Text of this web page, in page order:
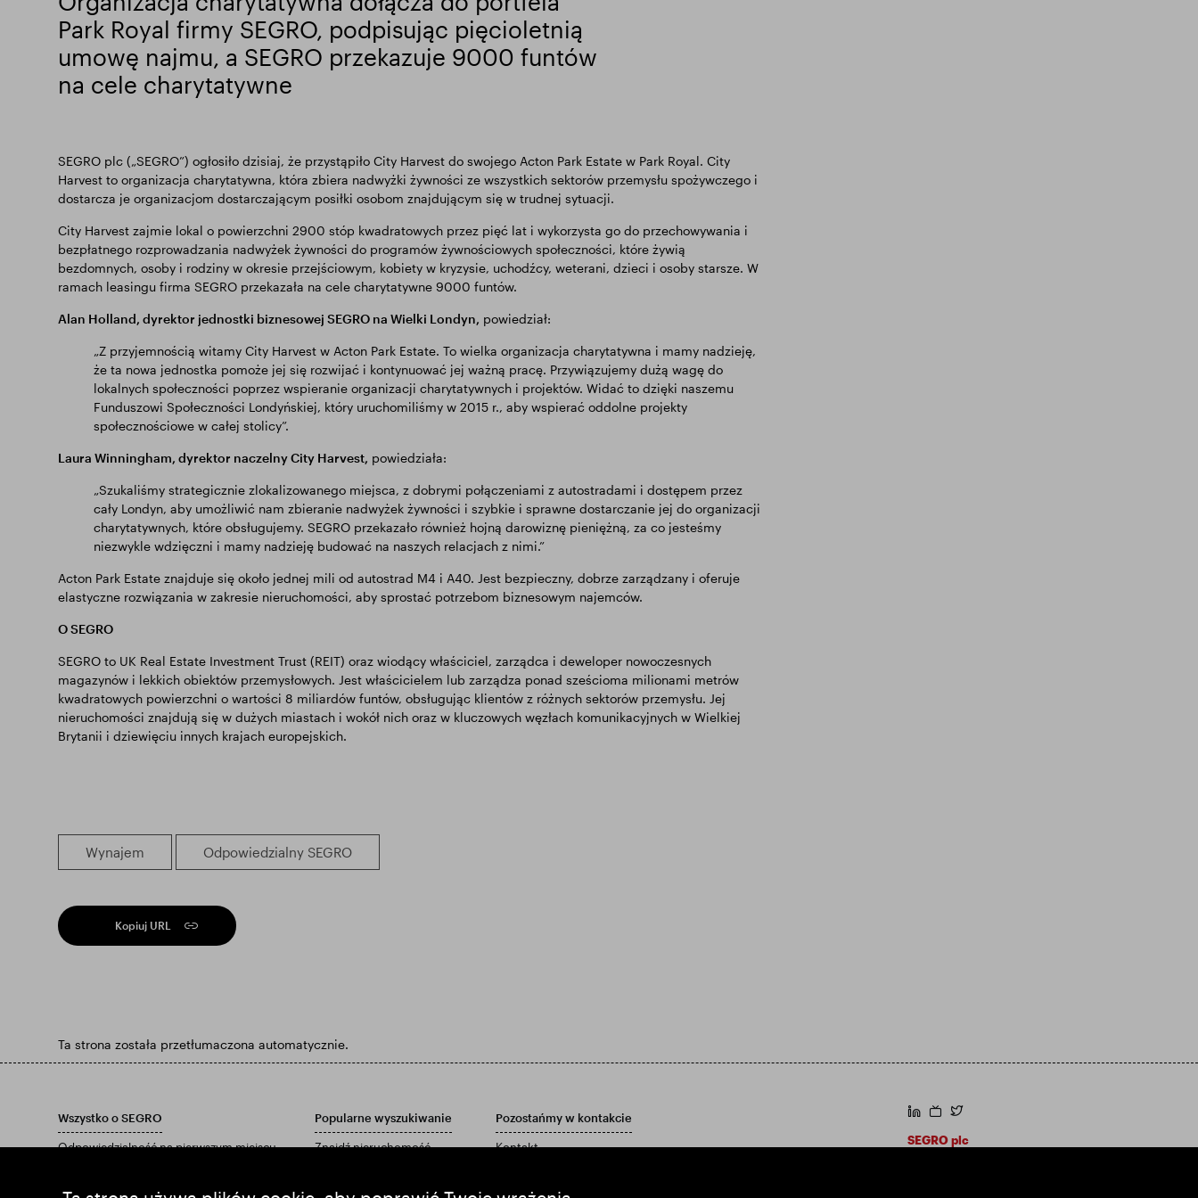
Park Royal firmy SEGRO, podpisując pięcioletnią
umowę najmu, a SEGRO przekazuje 9000 funtów
na cele charytatywne
SEGRO plc („SEGRO”) ogłosiło dzisiaj, że przystąpiło City Harvest do swojego Acton Park Estate w Park Royal. City
Harvest to organizacja charytatywna, która zbiera nadwyżki żywności ze wszystkich sektorów przemysłu spożywczego i
dostarcza je organizacjom dostarczającym posiłki osobom znajdującym się w trudnej sytuacji.
City Harvest zajmie lokal o powierzchni 2900 stóp kwadratowych przez pięć lat i wykorzysta go do przechowywania i
bezpłatnego rozprowadzania nadwyżek żywności do programów żywnościowych społeczności, które żywią
bezdomnych, osoby i rodziny w okresie przejściowym, kobiety w kryzysie, uchodźcy, weterani, dzieci i osoby starsze. W
ramach leasingu firma SEGRO przekazała na cele charytatywne 9000 funtów.
Alan Holland, dyrektor jednostki biznesowej SEGRO na Wielki Londyn, powiedział:
„Z przyjemnością witamy City Harvest w Acton Park Estate. To wielka organizacja charytatywna i mamy nadzieję,
że ta nowa jednostka pomoże jej się rozwijać i kontynuować jej ważną pracę. Przywiązujemy dużą wagę do
lokalnych społeczności poprzez wspieranie organizacji charytatywnych i projektów. Widać to dzięki naszemu
Funduszowi Społeczności Londyńskiej, który uruchomiliśmy w 2015 r., aby wspierać oddolne projekty
społecznościowe w całej stolicy”.
Laura Winningham, dyrektor naczelny City Harvest, powiedziała:
„Szukaliśmy strategicznie zlokalizowanego miejsca, z dobrymi połączeniami z autostradami i dostępem przez
cały Londyn, aby umożliwić nam zbieranie nadwyżek żywności i szybkie i sprawne dostarczanie jej do organizacji
charytatywnych, które obsługujemy. SEGRO przekazało również hojną darowiznę pieniężną, za co jesteśmy
niezwykle wdzięczni i mamy nadzieję budować na naszych relacjach z nimi.”
Acton Park Estate znajduje się około jednej mili od autostrad M4 i A40. Jest bezpieczny, dobrze zarządzany i oferuje
elastyczne rozwiązania w zakresie nieruchomości, aby sprostać potrzebom biznesowym najemców.
O SEGRO
SEGRO to UK Real Estate Investment Trust (REIT) oraz wiodący właściciel, zarządca i deweloper nowoczesnych
magazynów i lekkich obiektów przemysłowych. Jest właścicielem lub zarządza ponad sześcioma milionami metrów
kwadratowych powierzchni o wartości 8 miliardów funtów, obsługując klientów z różnych sektorów przemysłu. Jej
nieruchomości znajdują się w dużych miastach i wokół nich oraz w kluczowych węzłach komunikacyjnych w Wielkiej
Brytanii i dziewięciu innych krajach europejskich.
Wynajem Odpowiedzialny SEGRO
Kopiuj URL
Ta strona została przetłumaczona automatycznie.
Wszystko o SEGRO
Odpowiedzialność na pierwszym miejscu
Informacje
Popularne wyszukiwanie
Znajdź nieruchomość
Pobierz nasz raport roczny
Pozostańmy w kontakcie
Kontakt
Powiadomienia email
https://www.linkedin.com/
https://www.youtube.com/
https://twitter.com/segroplc
SEGRO plc